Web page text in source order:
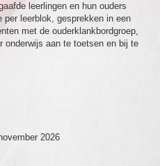
2026
leerlingen en hun ouders
per leerblok, gesprekken in een
met de ouderklankbordgroep,
onderwijs aan te toetsen en bij te